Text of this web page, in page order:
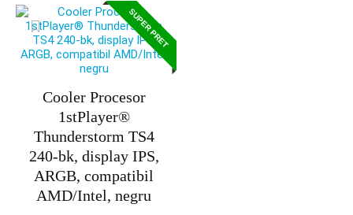
fost:
469,00 lei.
409,00 lei.
SUPER PRET
Cooler Procesor
1stPlayer®
Thunderstorm TS4
240-bk, display IPS,
ARGB, compatibil
AMD/Intel, negru